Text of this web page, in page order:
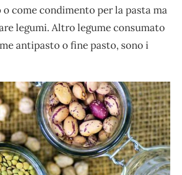
come condimento per la pasta ma
legumi. Altro legume consumato
antipasto o fine pasto, sono i